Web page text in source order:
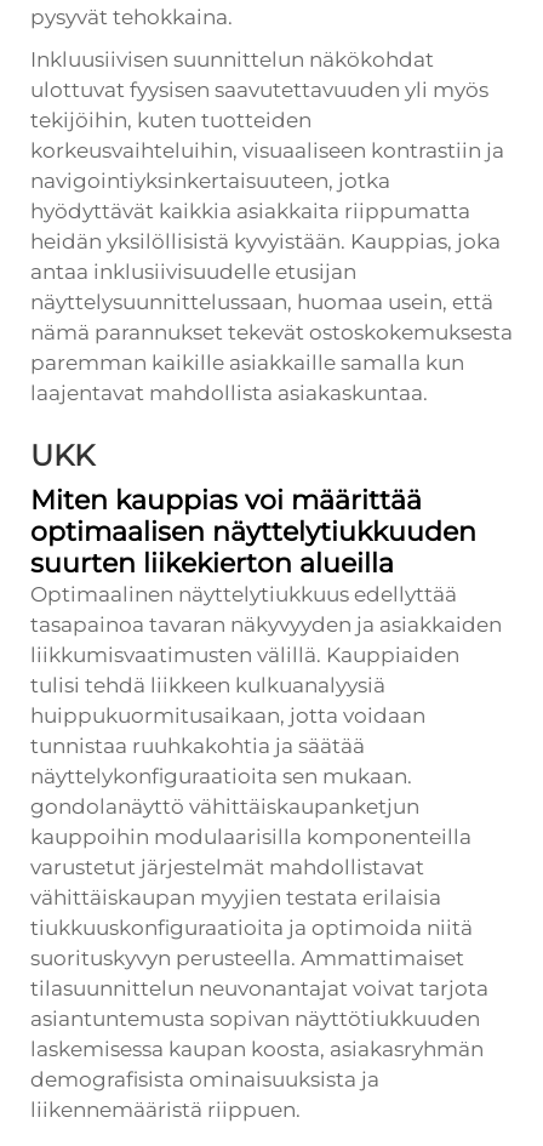
pysyvät tehokkaina.
Inkluusiivisen suunnittelun näkökohdat
ulottuvat fyysisen saavutettavuuden yli myös
tekijöihin, kuten tuotteiden
korkeusvaihteluihin, visuaaliseen kontrastiin ja
navigointiyksinkertaisuuteen, jotka
hyödyttävät kaikkia asiakkaita riippumatta
heidän yksilöllisistä kyvyistään. Kauppias, joka
antaa inklusiivisuudelle etusijan
näyttelysuunnittelussaan, huomaa usein, että
nämä parannukset tekevät ostoskokemuksesta
paremman kaikille asiakkaille samalla kun
laajentavat mahdollista asiakaskuntaa.
UKK
Miten kauppias voi määrittää
optimaalisen näyttelytiukkuuden
suurten liikekierton alueilla
Optimaalinen näyttelytiukkuus edellyttää
tasapainoa tavaran näkyvyyden ja asiakkaiden
liikkumisvaatimusten välillä. Kauppiaiden
tulisi tehdä liikkeen kulkuanalyysiä
huippukuormitusaikaan, jotta voidaan
tunnistaa ruuhkakohtia ja säätää
näyttelykonfiguraatioita sen mukaan.
gondolanäyttö vähittäiskaupanketjun
kauppoihin modulaarisilla komponenteilla
varustetut järjestelmät mahdollistavat
vähittäiskaupan myyjien testata erilaisia
tiukkuuskonfiguraatioita ja optimoida niitä
suorituskyvyn perusteella. Ammattimaiset
tilasuunnittelun neuvonantajat voivat tarjota
asiantuntemusta sopivan näyttötiukkuuden
laskemisessa kaupan koosta, asiakasryhmän
demografisista ominaisuuksista ja
liikennemääristä riippuen.